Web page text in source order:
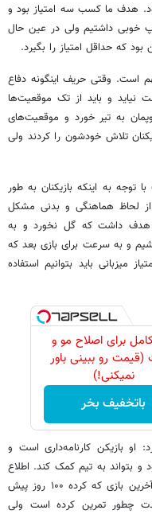
هدف ما کسب سه امتیاز بود و
خوبی داشتیم ولی در عین حال
که حداقل امتیاز را بگیرد.
است. وقتی حریف اینگونه دفاع
و باید از تک موقعیت‌ها
به تیر خورد و موقعیت‌های
تلاش خودشون را کردند ولی
به اینکه بازیکنان به طور
لحاظ هماهنگی و بدنی مشکل
هدف داشت که گل نخورد و به
و به سرعت برای بازی بعد که
میزبانی باید بتوانیم استفاده
کامل برای اصلاح مو و
رو ببینی باور
نمیکنی!)
باتخفیف بخر
بازیکن کارنامه‌داری است و
و بتواند به تیم کمک کند. اطلاع
زیادی از شرایط تمرینی او نداریم. فکر می‌کنم آخرین بازی‌ که کرده ۱۰۰ روز پیش
چطور تمرین کرده است ولی